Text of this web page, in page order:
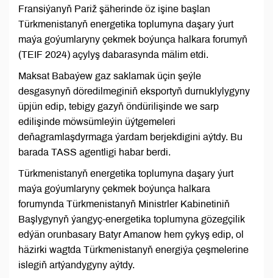
Fransiýanyň Pariž şäherinde öz işine başlan
Türkmenistanyň energetika toplumyna daşary ýurt
maýa goýumlaryny çekmek boýunça halkara forumyň
(TEIF 2024) açylyş dabarasynda mälim etdi.
Maksat Babaýew gaz saklamak üçin şeýle
desgasynyň döredilmeginiň eksportyň durnuklylygyny
üpjün edip, tebigy gazyň öndürilişinde we sarp
edilişinde möwsümleýin üýtgemeleri
deňagramlaşdyrmaga ýardam berjekdigini aýtdy. Bu
barada TASS agentligi habar berdi.
Türkmenistanyň energetika toplumyna daşary ýurt
maýa goýumlaryny çekmek boýunça halkara
forumynda Türkmenistanyň Ministrler Kabinetiniň
Başlygynyň ýangyç-energetika toplumyna gözegçilik
edýän orunbasary Batyr Amanow hem çykyş edip, ol
häzirki wagtda Türkmenistanyň energiýa çeşmelerine
islegiň artýandygyny aýtdy.